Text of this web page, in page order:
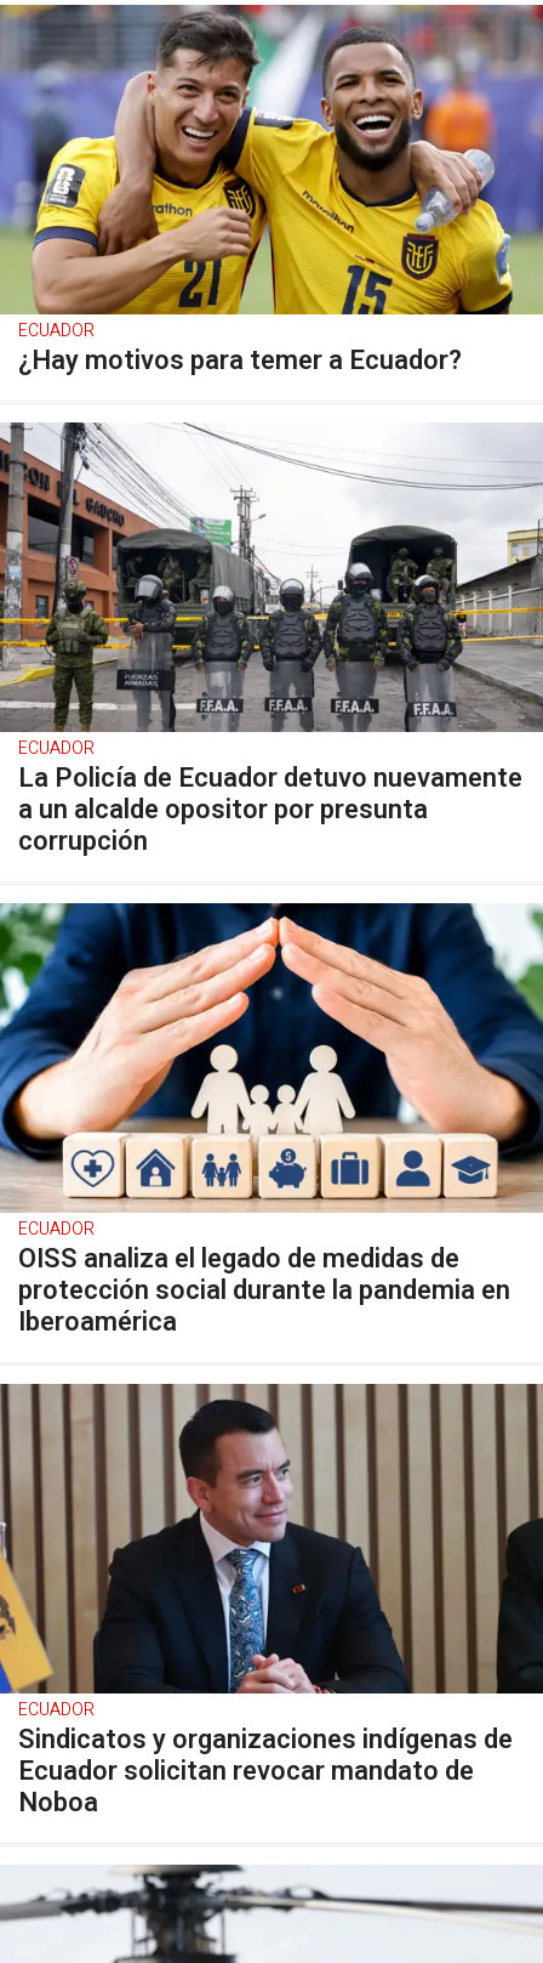
ECUADOR
¿Hay motivos para temer a Ecuador?
ECUADOR
La Policía de Ecuador detuvo nuevamente
a un alcalde opositor por presunta
corrupción
ECUADOR
OISS analiza el legado de medidas de
protección social durante la pandemia en
Iberoamérica
ECUADOR
Sindicatos y organizaciones indígenas de
Ecuador solicitan revocar mandato de
Noboa